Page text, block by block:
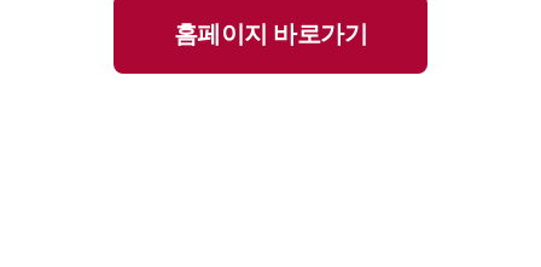
홈페이지 바로가기